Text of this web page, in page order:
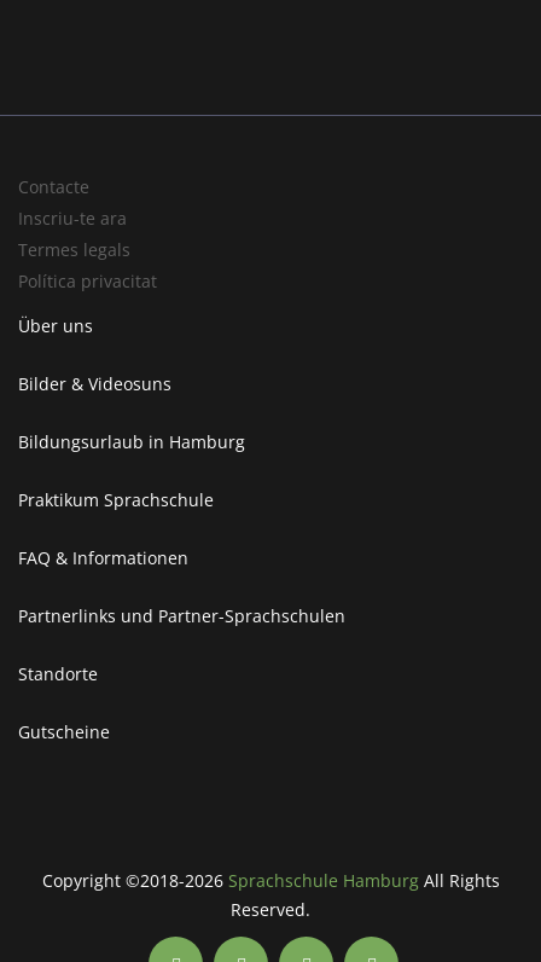
Contacte
Inscriu-te ara
Termes legals
Política privacitat
Über uns
Bilder & Videosuns
Bildungsurlaub in Hamburg
Praktikum Sprachschule
FAQ & Informationen
Partnerlinks und Partner-Sprachschulen
Standorte
Gutscheine
Copyright ©2018-2026 Sprachschule HamburgAll Rights
Reserved.